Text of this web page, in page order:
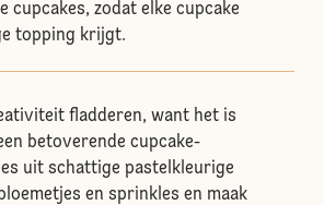
cupcakes, zodat elke cupcake
topping krijgt.
fladderen, want het is
betoverende cupcake-
uit schattige pastelkleurige
en sprinkles en maak